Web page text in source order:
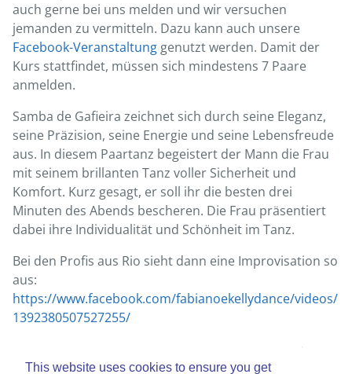
This website uses cookies to ensure you get
auch gerne bei uns melden und wir versuchen
jemanden zu vermitteln. Dazu kann auch unsere
Facebook-Veranstaltung genutzt werden. Damit der
Kurs stattfindet, müssen sich mindestens 7 Paare
anmelden.
Samba de Gafieira zeichnet sich durch seine Eleganz,
seine Präzision, seine Energie und seine Lebensfreude
aus. In diesem Paartanz begeistert der Mann die Frau
mit seinem brillanten Tanz voller Sicherheit und
Komfort. Kurz gesagt, er soll ihr die besten drei
Minuten des Abends bescheren. Die Frau präsentiert
dabei ihre Individualität und Schönheit im Tanz.
Bei den Profis aus Rio sieht dann eine Improvisation so
aus:
https://www.facebook.com/fabianoekellydance/videos/
1392380507527255/
Samba de Gafieira ist etwas ganz anderes als der
europäische Tuniertanz Samba.